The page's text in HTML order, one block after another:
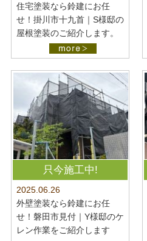
住宅塗装なら鈴建にお任
せ！掛川市十九首｜S様邸の
屋根塗装のご紹介します。
只今施工中!
2025.06.26
外壁塗装なら鈴建にお任
せ！磐田市見付｜Y様邸のケ
レン作業をご紹介します